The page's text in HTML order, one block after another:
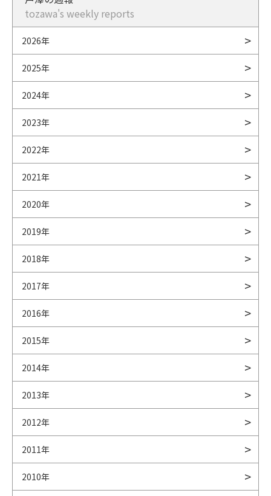
tozawa's weekly reports
2026年
2025年
2024年
2023年
2022年
2021年
2020年
2019年
2018年
2017年
2016年
2015年
2014年
2013年
2012年
2011年
2010年